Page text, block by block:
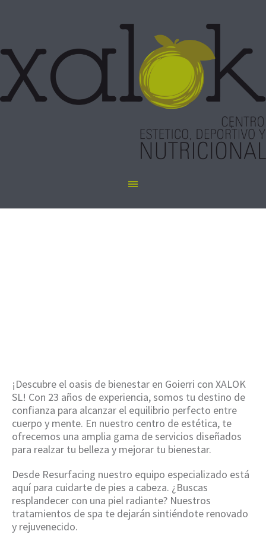
¡Descubre el oasis de bienestar en Goierri con XALOK
SL! Con 23 años de experiencia, somos tu destino de
confianza para alcanzar el equilibrio perfecto entre
cuerpo y mente. En nuestro centro de estética, te
ofrecemos una amplia gama de servicios diseñados
para realzar tu belleza y mejorar tu bienestar.
Desde Resurfacing nuestro equipo especializado está
aquí para cuidarte de pies a cabeza. ¿Buscas
resplandecer con una piel radiante? Nuestros
tratamientos de spa te dejarán sintiéndote renovado
y rejuvenecido.